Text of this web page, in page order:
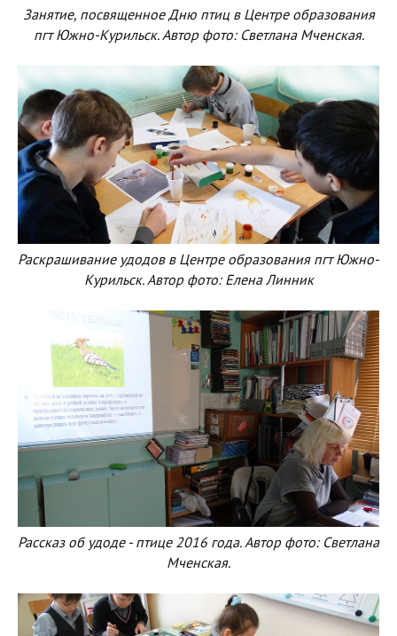
Занятие, посвященное Дню птиц в Центре образования
пгт Южно-Курильск. Автор фото: Светлана Мченская.
Раскрашивание удодов в Центре образования пгт Южно-
Курильск. Автор фото: Елена Линник
Рассказ об удоде - птице 2016 года. Автор фото: Светлана
Мченская.